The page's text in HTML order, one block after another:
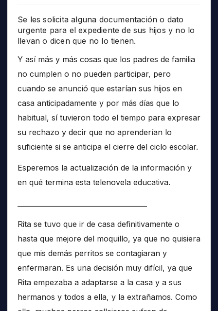
Se les solicita alguna documentación o dato
urgente para el expediente de sus hijos y no lo
llevan o dicen que no lo tienen.
Y así más y más cosas que los padres de familia
no cumplen o no pueden participar, pero
cuando se anunció que estarían sus hijos en
casa anticipadamente y por más días que lo
habitual, sí tuvieron todo el tiempo para expresar
su rechazo y decir que no aprenderían lo
suficiente si se anticipa el cierre del ciclo escolar.
Esperemos la actualización de la información y
en qué termina esta telenovela educativa.
Rita se tuvo que ir de casa definitivamente o
hasta que mejore del moquillo, ya que no quisiera
que mis demás perritos se contagiaran y
enfermaran. Es una decisión muy difícil, ya que
Rita empezaba a adaptarse a la casa y a sus
hermanos y todos a ella, y la extrañamos. Como